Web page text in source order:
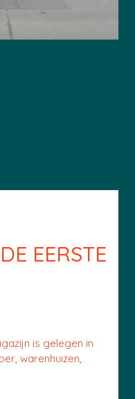
EERSTE
is gelegen in
warenhuizen,